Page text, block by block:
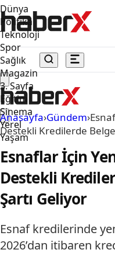
Dünya
Politika
Teknoloji
Spor
Sağlık
Magazin
3. Sayfa
Eğitim
Sinema
Yerel
Yaşam
Anasayfa›Gündem›
Destekli Kredilerde
Esnaflar İçin
Destekli
Şartı Geliyor
Esnaf kredilerinde
2026’dan itibaren